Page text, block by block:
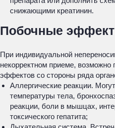
снижающими креатинин.
Побочные
При индивидуальной
некорректном приеме,
эффектов со стороны ряда
Аллергические реакции.
температуры тела,
реакции, боли в мышцах,
токсического гепатита;